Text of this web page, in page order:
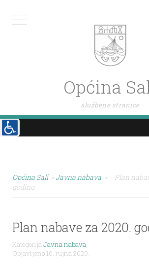
Općina
službene stranice
Općina Sali > Javna nabava >
Plan
godinu
Plan nabave za 2020.
KategorijaJavna nabava,
Objavljeno 10. rujna 2020.